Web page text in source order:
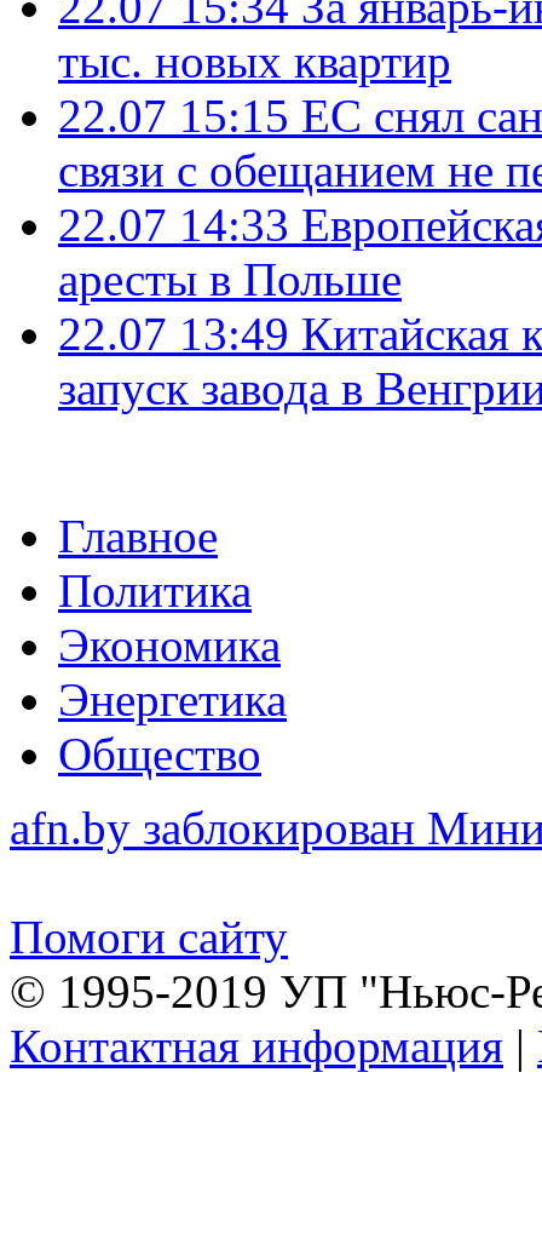
тыс. новых квартир
22.07 15:15 ЕС снял
связи с обещанием не
22.07 14:33
аресты в Польше
22.07 13:49 Китайская
запуск завода в
Главное
Политика
Экономика
Энергетика
Общество
afn.by заблокирован
Помоги сайту
© 1995-2019 УП "Ньюс-
Контактная информация |